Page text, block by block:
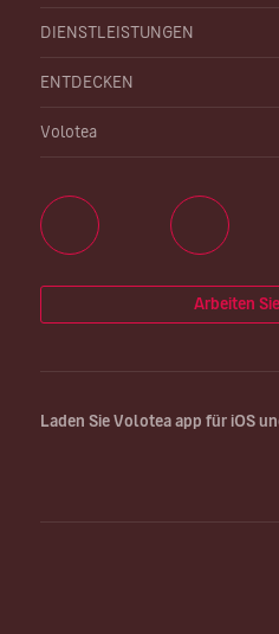
DIENSTLEISTUNGEN
ENTDECKEN
Volotea
Arbeiten
Laden Sie Volotea app für iOS